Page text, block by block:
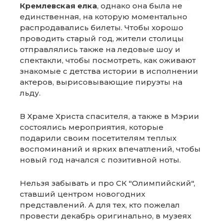
Кремлевская елка, однако она была не
единственная, на которую моментально
распродавались билеты. Чтобы хорошо
проводить старый год, жители столицы
отправлялись также на ледовые шоу и
спектакли, чтобы посмотреть, как оживают
знакомые с детства истории в исполнении
актеров, вырисовывающие пируэты на
льду.
В Храме Христа спасителя, а также в Мэрии
состоялись мероприятия, которые
подарили своим посетителям теплых
воспоминаний и ярких впечатлений, чтобы
новый год начался с позитивной ноты.
Нельзя забывать и про СК "Олимпийский",
ставший центром новогодних
представлений. А для тех, кто пожелал
провести декабрь оригинально, в музеях